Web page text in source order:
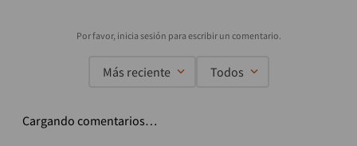
Más reciente Todos
Cargando comentarios…